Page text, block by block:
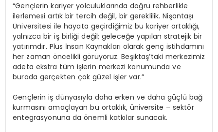
“Gençlerin kariyer yolculuklarında doğru rehberlikle
ilerlemesi artık bir tercih değil, bir gereklilik. Nişantaşı
Üniversitesi ile hayata geçirdiğimiz bu kariyer ortaklığı,
yalnızca bir iş birliği değil; geleceğe yapılan stratejik bir
yatırımdır. Plus İnsan Kaynakları olarak genç istihdamını
her zaman öncelikli görüyoruz. Beşiktaş’taki merkezimiz
adeta ekstra tüm işlerin merkezi konumunda ve
burada gerçekten çok güzel işler var.”
Gençlerin iş dünyasıyla daha erken ve daha güçlü bağ
kurmasını amaçlayan bu ortaklık, üniversite – sektör
entegrasyonuna da önemli katkılar sunacak.